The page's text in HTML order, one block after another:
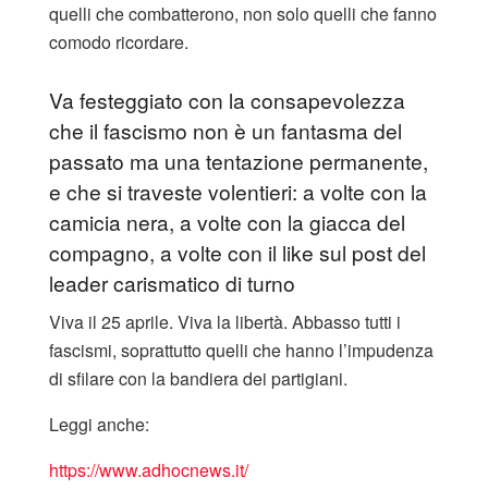
quelli che combatterono, non solo quelli che fanno
comodo ricordare.
Va festeggiato con la consapevolezza
che il fascismo non è un fantasma del
passato ma una tentazione permanente,
e che si traveste volentieri: a volte con la
camicia nera, a volte con la giacca del
compagno, a volte con il like sul post del
leader carismatico di turno
Viva il 25 aprile. Viva la libertà. Abbasso tutti i
fascismi, soprattutto quelli che hanno l’impudenza
di sfilare con la bandiera dei partigiani.
Leggi anche:
https://www.adhocnews.it/